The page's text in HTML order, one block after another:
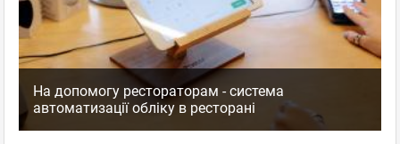
На допомогу рестораторам - система
автоматизації обліку в ресторані